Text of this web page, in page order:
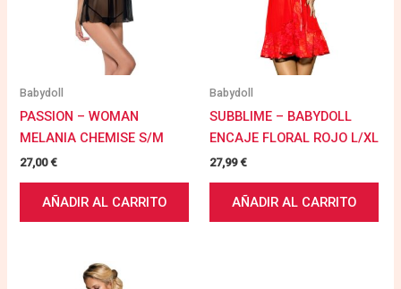
Babydoll
PASSION – WOMAN
MELANIA CHEMISE S/M
27,00€
AÑADIR AL CARRITO
Babydoll
SUBBLIME – BABYDOLL
ENCAJE FLORAL ROJO L/XL
27,99€
AÑADIR AL CARRITO